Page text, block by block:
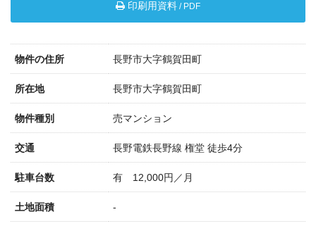
印刷用資料 / PDF
物件の住所 長野市大字鶴賀田町
所在地 長野市大字鶴賀田町
物件種別 売マンション
交通 長野電鉄長野線 権堂 徒歩4分
駐車台数 有 12,000円／月
土地面積 -